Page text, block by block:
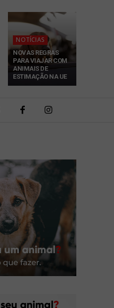
NOTÍCIAS
NOVAS REGRAS
PARA VIAJAR COM
ANIMAIS DE
ESTIMAÇÃO NA UE